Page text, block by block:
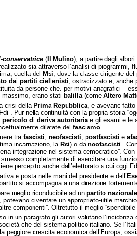
conservatrice ( Il Mulino), a partire dagli albori
sia attraverso l’analisi di programmi,
quella del Msi, dove la classe dirigente del
dai partiti ciellenisti, ostracizzato e, anche
da persone che, per motivi anagrafici –
massimo, erano stati balilla(come Altero
crisi della Prima Repubblica, e avevano fatto
Pur nella continuità con la propria storia
pericolo di deriva autoritariae gli esami e le
dilatate del fascismo”.
tra fascisti, neofascisti, postfascisti e
incarnazione, la Rsi) e da neofascisti”.
integrazione nel sistema democratico”.
completamente di esercitare una
percepito anche dall’elettorato a cui oggi
è posta nelle mani del presidente e dell’
si accompagna a una direzione
meglio riconducibile ad un partito
diventare un appropriato-utile
componenti”. Oltretutto il meglio
in un paragrafo gli autori valutano l’incidenza
che del sistema politico italiano. Se
crescita economica dell’Europa,